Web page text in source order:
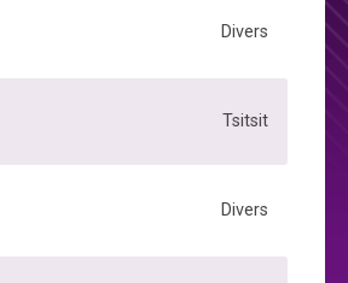
Divers
Tsitsit
Divers